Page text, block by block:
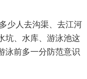
少人去沟渠、去江河
坑、水库、游泳池这
泳前多一分防范意识